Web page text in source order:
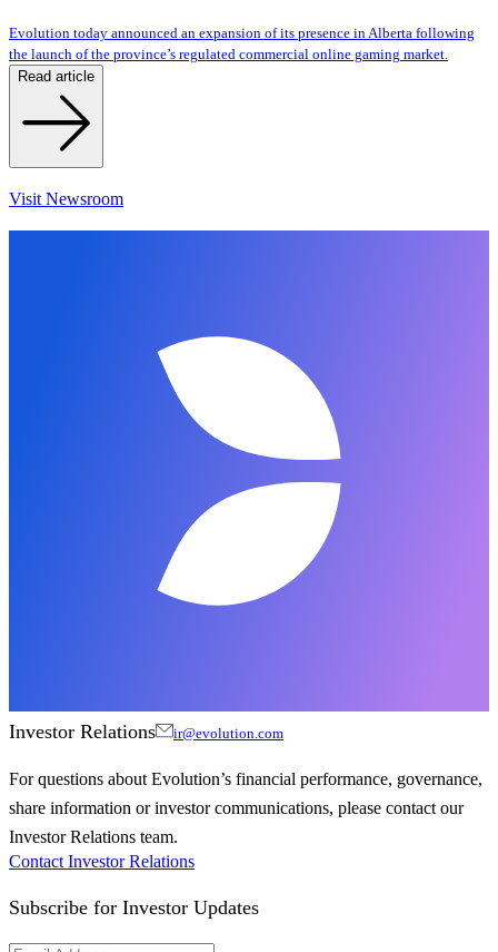
Evolution today announced an expansion of its presence in Alberta following
the launch of the province’s regulated commercial online gaming market.
Read article
Visit Newsroom
Investor Relations ir@evolution.com
For questions about Evolution’s financial performance, governance,
share information or investor communications, please contact our
Investor Relations team.
Contact Investor Relations
Subscribe for Investor Updates